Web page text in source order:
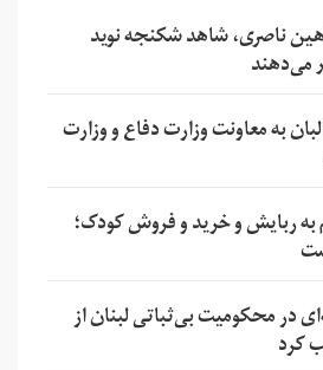
ناصری، شاهد شکنجه نوید
می‌دهند
به معاونت وزارت دفاع و وزارت
ربایش و خرید و فروش کودک؛
در محکومیت بی‌ثباتی لبنان از
کرد